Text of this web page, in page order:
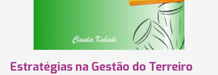
Estratégias na Gestão do Terreiro